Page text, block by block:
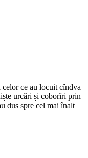
ce au locuit cîndva
urcări și coborîri prin
dus spre cel mai înalt